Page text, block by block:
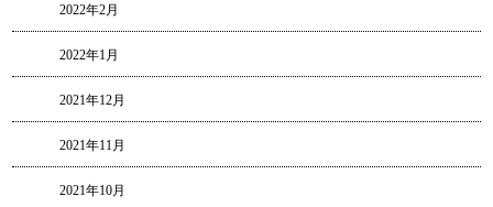
2022年2月
2022年1月
2021年12月
2021年11月
2021年10月